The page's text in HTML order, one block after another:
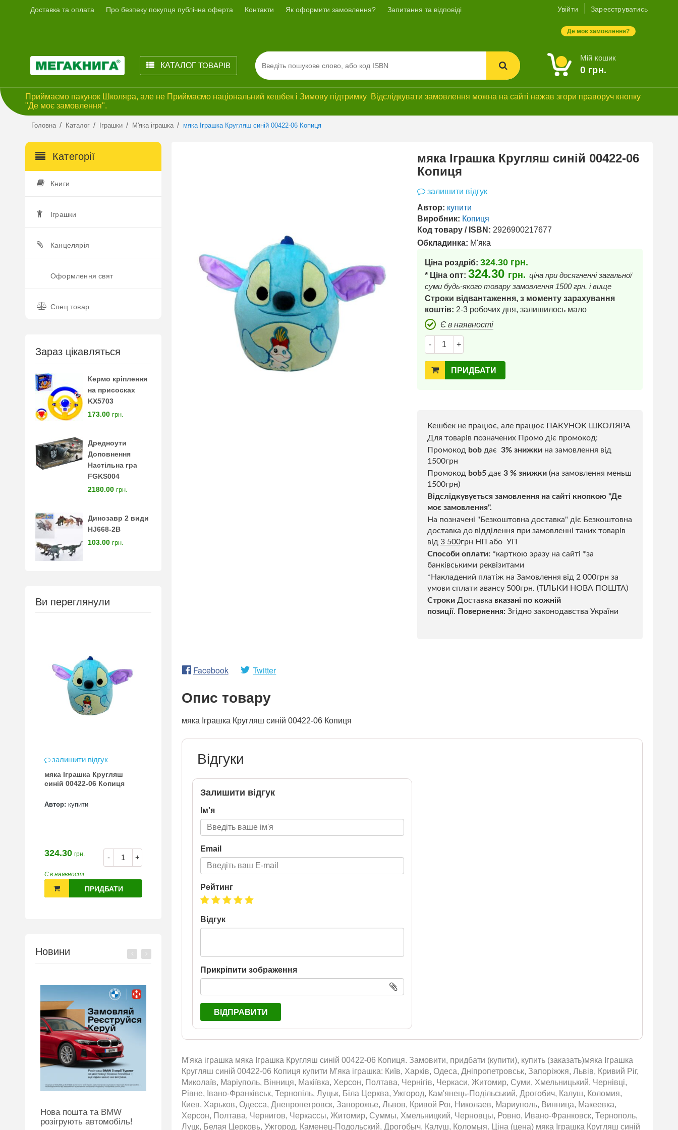
Доставка та оплата Про безпеку покупця публічна оферта Контакти Як оформити замовлення? Запитання та відповіді Увійти Зареєструватись
Де моє замовлення?
КАТАЛОГТОВАРІВ
Мій кошик
0 грн.
Приймаємо пакунок Школяра, але не Приймаємо національний кешбек і Зимову підтримку Відслідкувати замовлення можна на сайті нажав згори праворуч кнопку
"Де моє замовлення".
Головна / Каталог / Іграшки / М'яка іграшка / мяка Іграшка Кругляш синій 00422-06 Копиця
Категорії
Книги
Іграшки
Канцелярія
Оформлення свят
Спец товар
Зараз цікавляться
Кермо кріплення
на присосках
KX5703
173.00 грн.
Дредноути
Доповнення
Настільна гра
FGKS004
2180.00 грн.
Динозавр 2 види
HJ668-2B
103.00 грн.
Ви переглянули
залишити відгук
мяка Іграшка Кругляш
синій 00422-06 Копиця
Автор: купити
- +
324.30 грн.
Є в наявності
ПРИДБАТИ
Новини
Нова пошта та BMW
розігрують автомобіль!
Підготовка до НМТ 2026
мяка Іграшка Кругляш синій 00422-06
Копиця
залишити відгук
Автор: купити
Виробник: Копиця
Код товару / ISBN: 2926900217677
Обкладинка: М'яка
Ціна роздріб: 324.30 грн.
* Ціна опт: 324.30 грн. ціна при досягненні загальної
суми будь-якого товару замовлення 1500 грн. і вище
Строки відвантаження, з моменту зарахування
коштів: 2-3 робочих дня, залишилось мало
Є в наявності
- +
ПРИДБАТИ
Кешбек не працює, але працює ПАКУНОК ШКОЛЯРА
Для товарів позначених Промо діє промокод:
Промокод bob дає 3% знижки на замовлення від
1500грн
Промокод bob5 дає 3 % знижки (на замовлення меньш
1500грн)
Відслідкувується замовлення на сайті кнопкою "Де
моє замовлення".
На позначені "Безкоштовна доставка" діє Безкоштовна
доставка до відділення при замовленні таких товарів
від 3 500грн НП або УП
Способи оплати: *карткою зразу на сайті *за
банківськими реквізитами
*Накладений платіж на Замовлення від 2 000грн за
умови сплати авансу 500грн. (ТІЛЬКИ НОВА ПОШТА)
Строки Доставка вказані по кожній
позиції. Повернення: Згідно законодавства України
Facebook Twitter
Опис товару
мяка Іграшка Кругляш синій 00422-06 Копиця
Відгуки
Залишити відгук
Ім'я
Email
Рейтинг
Відгук
Прикріпити зображення
ВІДПРАВИТИ
М'яка іграшка мяка Іграшка Кругляш синій 00422-06 Копиця. Замовити, придбати (купити), купить (заказать)мяка Іграшка
Кругляш синій 00422-06 Копиця купити М'яка іграшка: Київ, Харків, Одеса, Дніпропетровськ, Запоріжжя, Львів, Кривий Ріг,
Миколаїв, Маріуполь, Вінниця, Макіївка, Херсон, Полтава, Чернігів, Черкаси, Житомир, Суми, Хмельницький, Чернівці,
Рівне, Івано-Франківськ, Тернопіль, Луцьк, Біла Церква, Ужгород, Кам'янець-Подільський, Дрогобич, Калуш, Коломия,
Киев, Харьков, Одесса, Днепропетровск, Запорожье, Львов, Кривой Рог, Николаев, Мариуполь, Винница, Макеевка,
Херсон, Полтава, Чернигов, Черкассы, Житомир, Суммы, Хмельницкий, Черновцы, Ровно, Ивано-Франковск, Тернополь,
Луцк, Белая Церковь, Ужгород, Каменец-Подольский, Дрогобыч, Калуш, Коломыя. Ціна (цена) мяка Іграшка Кругляш синій